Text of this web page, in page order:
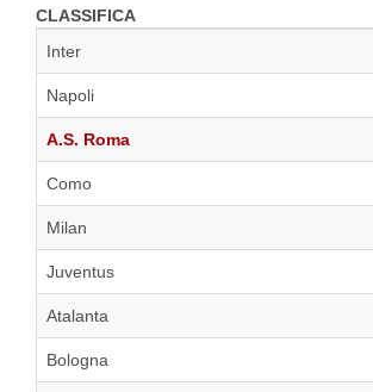
CLASSIFICA
Inter
Napoli
A.S. Roma
Como
Milan
Juventus
Atalanta
Bologna